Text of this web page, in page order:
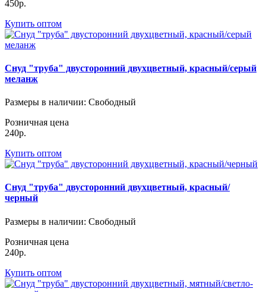
450р.
Купить оптом
Снуд "труба" двусторонний двухцветный, красный/серый
меланж
Размеры в наличии: Свободный
Розничная цена
240р.
Купить оптом
Снуд "труба" двусторонний двухцветный, красный/
черный
Размеры в наличии: Свободный
Розничная цена
240р.
Купить оптом